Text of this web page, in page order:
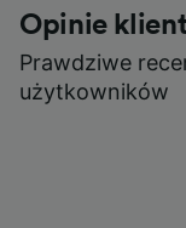
Opinie
Prawdziwe
użytkowników